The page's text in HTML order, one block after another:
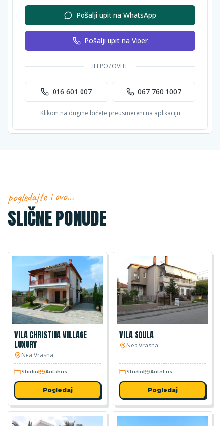
Pošalji upit na WhatsApp
Pošalji upit na Viber
ILI POZOVITE
016 601 007 067 760 1007
Klikom na dugme bićete preusmereni na aplikaciju
pogledajte i ovo…
SLIČNE PONUDE
VILA CHRISTINA VILLAGE
LUXURY
Nea Vrasna
Studio Autobus
Pogledaj
VILA SOULA
Nea Vrasna
Studio Autobus
Pogledaj